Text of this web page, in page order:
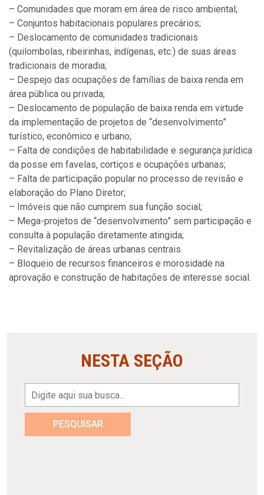
– Comunidades que moram em área de risco ambiental;
– Conjuntos habitacionais populares precários;
– Deslocamento de comunidades tradicionais
(quilombolas, ribeirinhas, indígenas, etc.) de suas áreas
tradicionais de moradia;
– Despejo das ocupações de famílias de baixa renda em
área pública ou privada;
– Deslocamento de população de baixa renda em virtude
da implementação de projetos de “desenvolvimento”
turístico, econômico e urbano;
– Falta de condições de habitabilidade e segurança jurídica
da posse em favelas, cortiços e ocupações urbanas;
– Falta de participação popular no processo de revisão e
elaboração do Plano Diretor;
– Imóveis que não cumprem sua função social;
– Mega-projetos de “desenvolvimento” sem participação e
consulta à população diretamente atingida;
– Revitalização de áreas urbanas centrais.
– Bloqueio de recursos financeiros e morosidade na
aprovação e construção de habitações de interesse social.
NESTA SEÇÃO
PESQUISAR